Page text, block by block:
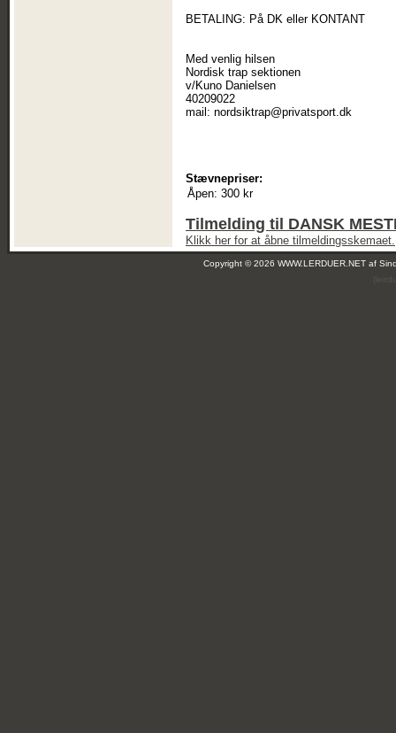
BETALING: På DK eller KONTANT
Med venlig hilsen
Nordisk trap sektionen
v/Kuno Danielsen
40209022
mail: nordsiktrap@privatsport.dk
Stævnepriser:
Åpen: 300 kr
Tilmelding til DANSK
Klikk her for at åbne tilmeldingsskemaet.
Copyright © 2026 WWW.LERDUER.NET af